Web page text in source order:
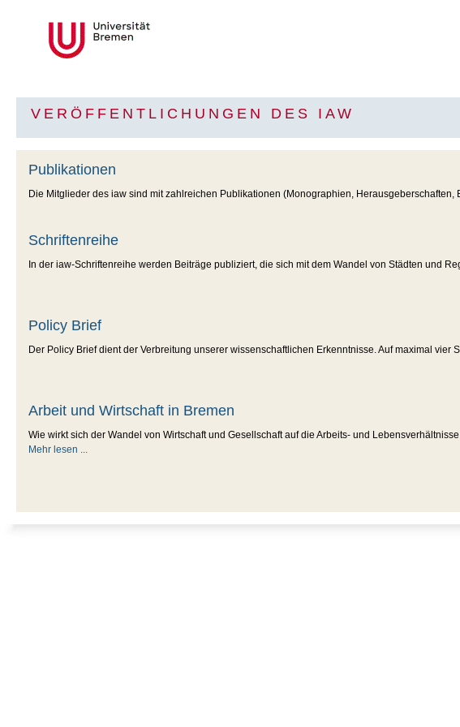
VERÖFFENTLICHUNGEN DES IAW
Publikationen
Die Mitglieder des iaw sind mit zahlreichen Publikationen (Monographien,
Schriftenreihe
In der iaw-Schriftenreihe werden Beiträge publiziert, die sich mit dem Wandel von Städten und
Policy Brief
Der Policy Brief dient der Verbreitung unserer wissenschaftlichen Erkenntnisse. Auf maximal
Arbeit und Wirtschaft in Bremen
Wie wirkt sich der Wandel von Wirtschaft und Gesellschaft auf die Arbeits- und
Mehr lesen ...